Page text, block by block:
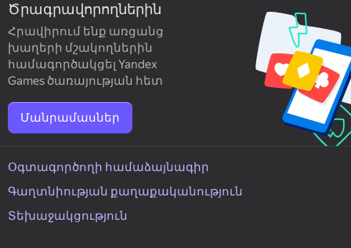
Ծրագրավորողներին
Հրավիրում ենք առցանց
խաղերի մշակողներին
համագործակցել Yandex
Games ծառայության հետ
Մանրամասներ
Օգտագործողի համաձայնագիր
Գաղտնիության քաղաքականություն
Տեխաջակցություն